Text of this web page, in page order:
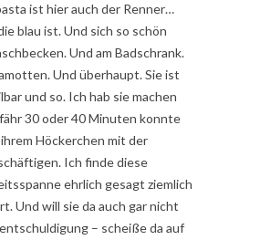
ist hier auch der Renner…
blau ist. Und sich so schön
Und am Badschrank.
Und überhaupt. Sie ist
und so. Ich hab sie machen
30 oder 40 Minuten konnte
Höckerchen mit der
Ich finde diese
ehrlich gesagt ziemlich
Und will sie da auch gar nicht
– scheiße da auf